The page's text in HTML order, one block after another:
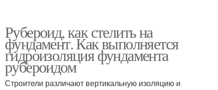
Рубероид, как стелить на
фундамент. Как выполняется
гидроизоляция фундамента
рубероидом
Строители различают вертикальную изоляцию и